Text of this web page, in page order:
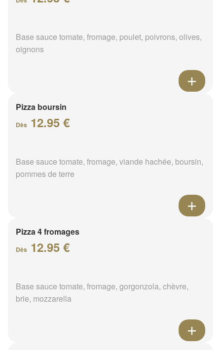
Base sauce tomate, fromage, poulet, poivrons, olives,
oignons
Pizza boursin
Dès 12.95 €
Base sauce tomate, fromage, viande hachée, boursin,
pommes de terre
Pizza 4 fromages
Dès 12.95 €
Base sauce tomate, fromage, gorgonzola, chèvre,
brie, mozzarella